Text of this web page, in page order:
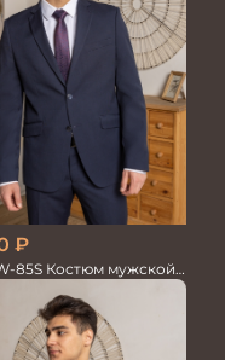
₽
85S Костюм мужской